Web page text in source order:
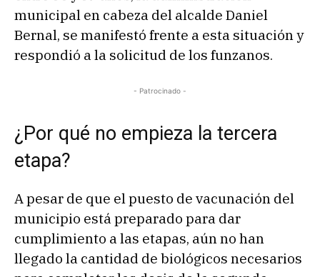
municipal en cabeza del alcalde Daniel
Bernal, se manifestó frente a esta situación y
respondió a la solicitud de los funzanos.
- Patrocinado -
¿Por qué no empieza la tercera
etapa?
A pesar de que el puesto de vacunación del
municipio está preparado para dar
cumplimiento a las etapas, aún no han
llegado la cantidad de biológicos necesarios